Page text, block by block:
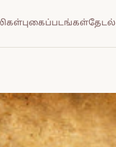
புகைப்படங்கள்தேடல்